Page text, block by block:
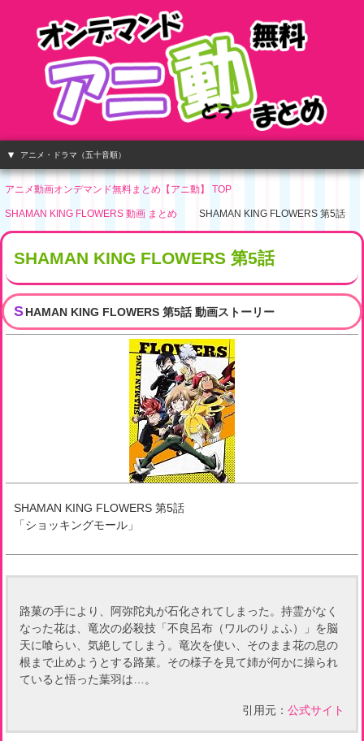
アニメ・ドラマ（五十音順）
アニメ動画オンデマンド無料まとめ【アニ動】 TOP
SHAMAN KING FLOWERS 動画 まとめ SHAMAN KING FLOWERS 第5話
SHAMAN KING FLOWERS 第5話
SHAMAN KING FLOWERS 第5話 動画ストーリー
SHAMAN KING FLOWERS 第5話
「ショッキングモール 」
路菓の手により、阿弥陀丸が石化されてしまった。持霊がなく
なった花は、竜次の必殺技「不良呂布（ワルのりょふ）」を脳
天に喰らい、気絶してしまう。竜次を使い、そのまま花の息の
根まで止めようとする路菓。その様子を見て姉が何かに操られ
ていると悟った葉羽は…。
引用元： 公式サイト